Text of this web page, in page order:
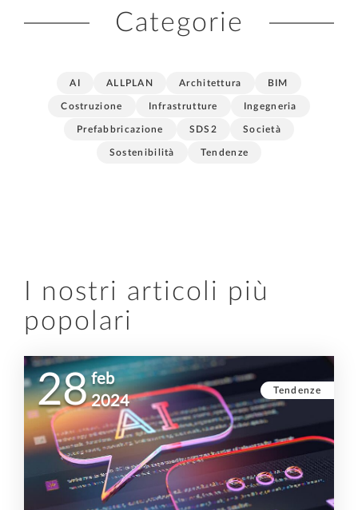
Categorie
AI ALLPLAN Architettura BIM
Costruzione Infrastrutture Ingegneria
Prefabbricazione SDS2 Società
Sostenibilità Tendenze
I nostri articoli più
popolari
28 feb
2024
Tendenze